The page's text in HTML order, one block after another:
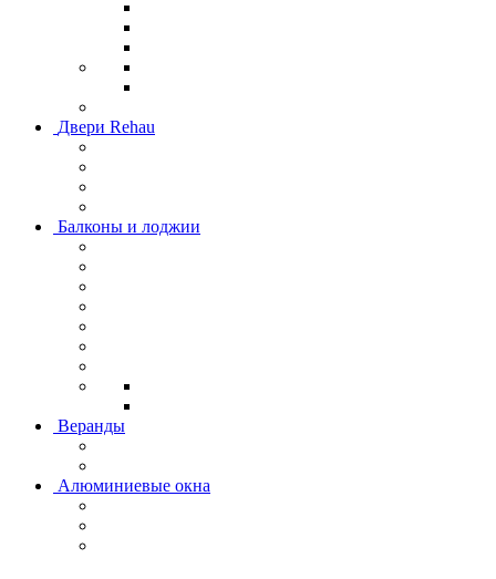
Двери Rehau
Балконы и лоджии
Веранды
Алюминиевые окна